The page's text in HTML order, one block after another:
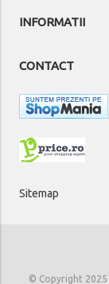
INFORMATII
CONTACT
Sitemap
© Copyright 2025